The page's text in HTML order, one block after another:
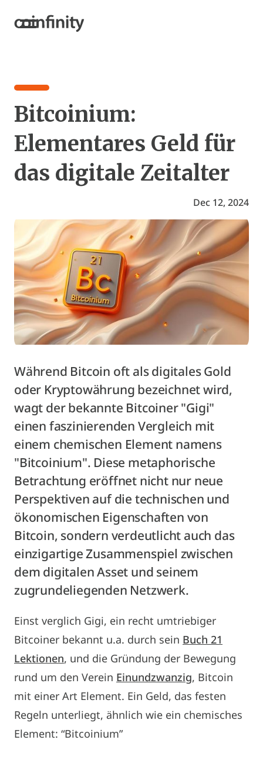
Bitcoinium:
Elementares Geld für
das digitale Zeitalter
Dec 12, 2024
Während Bitcoin oft als digitales Gold
oder Kryptowährung bezeichnet wird,
wagt der bekannte Bitcoiner "Gigi"
einen faszinierenden Vergleich mit
einem chemischen Element namens
"Bitcoinium". Diese metaphorische
Betrachtung eröffnet nicht nur neue
Perspektiven auf die technischen und
ökonomischen Eigenschaften von
Bitcoin, sondern verdeutlicht auch das
einzigartige Zusammenspiel zwischen
dem digitalen Asset und seinem
zugrundeliegenden Netzwerk.
Einst verglich Gigi, ein recht umtriebiger
Bitcoiner bekannt u.a. durch sein Buch 21
Lektionen, und die Gründung der Bewegung
rund um den Verein Einundzwanzig, Bitcoin
mit einer Art Element. Ein Geld, das festen
Regeln unterliegt, ähnlich wie ein chemisches
Element: “Bitcoinium”